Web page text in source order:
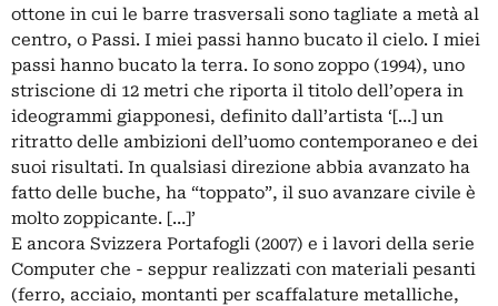
ottone in cui le barre trasversali sono tagliate a metà al
centro, o Passi. I miei passi hanno bucato il cielo. I miei
passi hanno bucato la terra. Io sono zoppo (1994), uno
striscione di 12 metri che riporta il titolo dell’opera in
ideogrammi giapponesi, definito dall’artista ‘[…] un
ritratto delle ambizioni dell’uomo contemporaneo e dei
suoi risultati. In qualsiasi direzione abbia avanzato ha
fatto delle buche, ha “toppato”, il suo avanzare civile è
molto zoppicante. […]’
E ancora Svizzera Portafogli (2007) e i lavori della serie
Computer che - seppur realizzati con materiali pesanti
(ferro, acciaio, montanti per scaffalature metalliche,